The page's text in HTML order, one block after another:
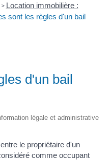
> Location immobilière :
sont les règles d'un bail
d'un bail
légale et administrative
le propriétaire d'un
comme occupant